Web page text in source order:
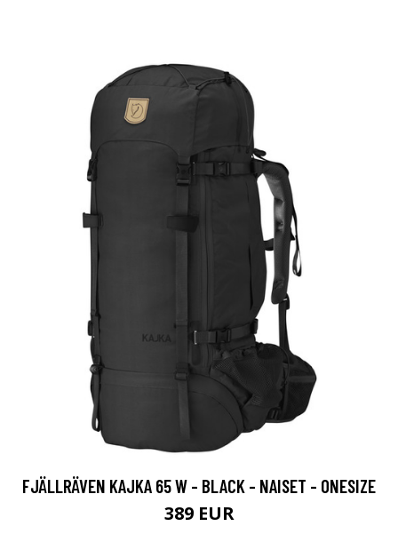
FJÄLLRÄVEN KAJKA 65 W - BLACK - NAISET - ONESIZE
389 EUR